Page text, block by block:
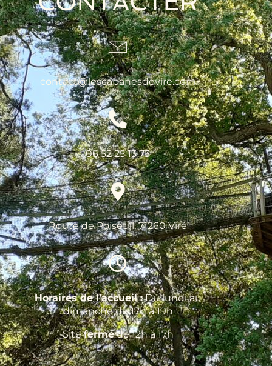
contact@lescabanesdevire.com
06 52 25 13 73
Route de Poiseuil, 71260 Viré
Horaires de l’accueil :Du lundi au
dimanche de 17h à 19h
Siteferméde 12h à 17h